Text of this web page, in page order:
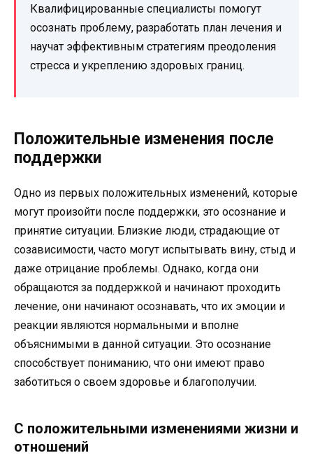
Квалифицированные специалисты помогут
осознать проблему, разработать план лечения и
научат эффективным стратегиям преодоления
стресса и укреплению здоровых границ.
Положительные изменения после
поддержки
Одно из первых положительных изменений, которые
могут произойти после поддержки, это осознание и
принятие ситуации. Близкие люди, страдающие от
созависимости, часто могут испытывать вину, стыд и
даже отрицание проблемы. Однако, когда они
обращаются за поддержкой и начинают проходить
лечение, они начинают осознавать, что их эмоции и
реакции являются нормальными и вполне
объяснимыми в данной ситуации. Это осознание
способствует пониманию, что они имеют право
заботиться о своем здоровье и благополучии.
С положительными изменениями жизни и
отношений